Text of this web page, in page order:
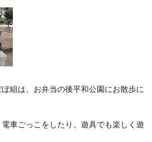
組は、お弁当の後平和公園にお散歩に
車ごっこをしたり、遊具でも楽しく遊